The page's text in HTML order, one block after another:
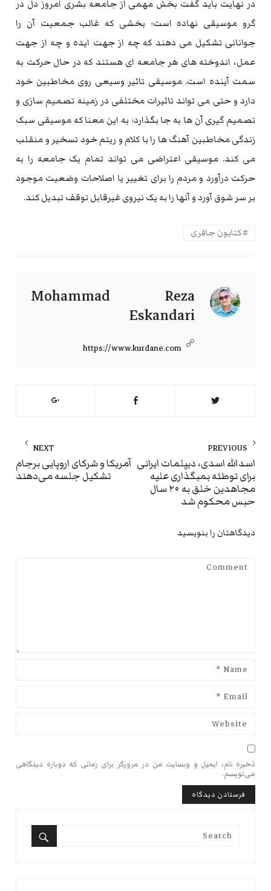
در نهایت باید گفت بخش مهمی از جامعه بشری امروز دل در
گرو موسیقی نهاده است؛ بخشی که غالب جمعیت آن را
جوانانی تشکیل می دهند که چه از جهت ایده و چه از جهت
عمل، اندوخته های هر جامعه ای هستند که در حال حرکت به
سمت آینده است. موسیقی تاثیر وسیعی روی مخاطبین خود
دارد و حتی می تواند تاثیرات مختلفی در زمینه تصمیم سازی و
تصمیم گیری آن ها به جا بگذارد؛ به این معنا که موسیقی سبک
زندگی مخاطبین آهنگ ها را با کلام و ریتم خود تسخیر و منقلب
می کند. موسیقی اعتراضی می تواند تمام یک جامعه را به
حرکت درآورد و مردم را برای تغییر یا اصلاحات وضعیت موجود
بر سر شوق آورد و آنها را به یک نیروی غیرقابل توقف تبدیل کند.
کتایون جافری
Mohammad Reza
Eskandari
https://www.kurdane.com
راهبری
نوشته
PREVIOUS
Previous
post:
اسدالله اسدی، دیپلمات ایرانی
برای توطئه بمبگذاری علیه
مجاهدین خلق به ۲۰ سال
حبس محکوم شد
NEXT
آمریکا و شرکای اروپایی برجام
تشکیل جلسه می‌دهند
دیدگاهتان را بنویسید
ذخیره نام، ایمیل و وبسایت من در مرورگر برای زمانی که دوباره دیدگاهی
می‌نویسم.
Search